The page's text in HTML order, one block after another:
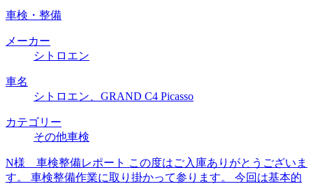
車検・整備
メーカー
シトロエン
車名
シトロエン、GRAND C4 Picasso
カテゴリー
その他車検
N様 車検整備レポート この度はご入庫ありがとうございま
す。 車検整備作業に取り掛かって参ります。 今回は基本的